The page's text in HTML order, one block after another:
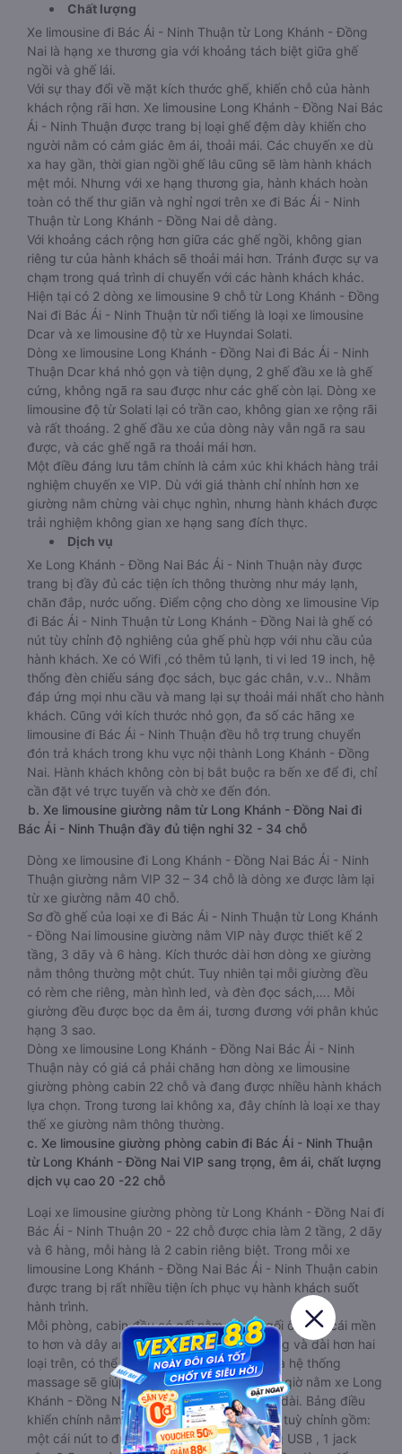
Chất lượng
Xe limousine đi Bác Ái - Ninh Thuận từ Long Khánh - Đồng
Nai là hạng xe thương gia với khoảng tách biệt giữa ghế
ngồi và ghế lái.
Với sự thay đổi về mặt kích thước ghế, khiến chỗ của hành
khách rộng rãi hơn. Xe limousine Long Khánh - Đồng Nai Bác
Ái - Ninh Thuận được trang bị loại ghế đệm dày khiến cho
người nằm có cảm giác êm ái, thoải mái. Các chuyến xe dù
xa hay gần, thời gian ngồi ghế lâu cũng sẽ làm hành khách
mệt mỏi. Nhưng với xe hạng thương gia, hành khách hoàn
toàn có thể thư giãn và nghỉ ngơi trên xe đi Bác Ái - Ninh
Thuận từ Long Khánh - Đồng Nai dễ dàng.
Với khoảng cách rộng hơn giữa các ghế ngồi, không gian
riêng tư của hành khách sẽ thoải mái hơn. Tránh được sự va
chạm trong quá trình di chuyển với các hành khách khác.
Hiện tại có 2 dòng xe limousine 9 chỗ từ Long Khánh - Đồng
Nai đi Bác Ái - Ninh Thuận từ nổi tiếng là loại xe limousine
Dcar và xe limousine độ từ xe Huyndai Solati.
Dòng xe limousine Long Khánh - Đồng Nai đi Bác Ái - Ninh
Thuận Dcar khá nhỏ gọn và tiện dụng, 2 ghế đầu xe là ghế
cứng, không ngã ra sau được như các ghế còn lại. Dòng xe
limousine độ từ Solati lại có trần cao, không gian xe rộng rãi
và rất thoáng. 2 ghế đầu xe của dòng này vẫn ngã ra sau
được, và các ghế ngã ra thoải mái hơn.
Một điều đáng lưu tâm chính là cảm xúc khi khách hàng trải
nghiệm chuyến xe VIP. Dù với giá thành chỉ nhỉnh hơn xe
giường nằm chừng vài chục nghìn, nhưng hành khách được
trải nghiệm không gian xe hạng sang đích thực.
Dịch vụ
Xe Long Khánh - Đồng Nai Bác Ái - Ninh Thuận này được
trang bị đầy đủ các tiện ích thông thường như máy lạnh,
chăn đắp, nước uống. Điểm cộng cho dòng xe limousine Vip
đi Bác Ái - Ninh Thuận từ Long Khánh - Đồng Nai là ghế có
nút tùy chỉnh độ nghiêng của ghế phù hợp với nhu cầu của
hành khách. Xe có Wifi ,có thêm tủ lạnh, ti vi led 19 inch, hệ
thống đèn chiếu sáng đọc sách, bục gác chân, v.v.. Nhằm
đáp ứng mọi nhu cầu và mang lại sự thoải mái nhất cho hành
khách. Cũng với kích thước nhỏ gọn, đa số các hãng xe
limousine đi Bác Ái - Ninh Thuận đều hỗ trợ trung chuyển
đón trả khách trong khu vực nội thành Long Khánh - Đồng
Nai. Hành khách không còn bị bắt buộc ra bến xe để đi, chỉ
cần đặt vé trực tuyến và chờ xe đến đón.
b. Xe limousine giường nằm từ Long Khánh - Đồng Nai đi
Bác Ái - Ninh Thuận đầy đủ tiện nghi 32 - 34 chỗ
Dòng xe limousine đi Long Khánh - Đồng Nai Bác Ái - Ninh
Thuận giường nằm VIP 32 – 34 chỗ là dòng xe được làm lại
từ xe giường nằm 40 chỗ.
Sơ đồ ghế của loại xe đi Bác Ái - Ninh Thuận từ Long Khánh
- Đồng Nai limousine giường nằm VIP này được thiết kế 2
tầng, 3 dãy và 6 hàng. Kích thước dài hơn dòng xe giường
nằm thông thường một chút. Tuy nhiên tại mỗi giường đều
có rèm che riêng, màn hình led, và đèn đọc sách,…. Mỗi
giường đều được bọc da êm ái, tương đương với phân khúc
hạng 3 sao.
Dòng xe limousine Long Khánh - Đồng Nai Bác Ái - Ninh
Thuận này có giá cả phải chăng hơn dòng xe limousine
giường phòng cabin 22 chỗ và đang được nhiều hành khách
lựa chọn. Trong tương lai không xa, đây chính là loại xe thay
thế xe giường nằm thông thường.
c. Xe limousine giường phòng cabin đi Bác Ái - Ninh Thuận
từ Long Khánh - Đồng Nai VIP sang trọng, êm ái, chất lượng
dịch vụ cao 20 -22 chỗ
Loại xe limousine giường phòng từ Long Khánh - Đồng Nai đi
Bác Ái - Ninh Thuận 20 - 22 chỗ được chia làm 2 tầng, 2 dãy
và 6 hàng, mỗi hàng là 2 cabin riêng biệt. Trong mỗi xe
limousine Long Khánh - Đồng Nai Bác Ái - Ninh Thuận cabin
được trang bị rất nhiều tiện ích phục vụ hành khách suốt
hành trình.
Mỗi phòng, cabin đều có gối nằm rời, có gối ôm, có cái mền
to hơn và dây an toàn seat belt. Giường rộng và dài hơn hai
loại trên, có thể lăn lộn thoải mái. Đặc biệt là hệ thống
massage sẽ giúp bạn thư giãn trong những giờ nằm xe Long
Khánh - Đồng Nai đến Bác Ái - Ninh Thuận dài. Bảng điều
khiển chính nằm ngay cạnh đầu để tiện tay tuỳ chỉnh gồm:
một cái nút to đùng để gọi tiếp viên, 2 cổng USB , 1 jack